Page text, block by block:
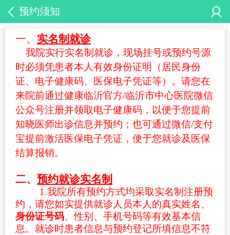
预约须知
一、 实名制就诊
我院实行实名制就诊，现场挂号或预约号源
时必须凭患者本人有效身份证明（居民身份
证、电子健康码、医保电子凭证等）。请您在
来院前通过健康临沂官方/临沂市中心医院微信
公众号注册并领取电子健康码，以便于您提前
知晓医师出诊信息并预约；也可通过微信/支付
宝提前激活医保电子凭证，便于您就诊及医保
结算报销。
二、 预约就诊实名制
1 .我院所有预约方式均采取实名制注册预
约，请您如实提供就诊人员本人的真实姓名、
身份证号码、性别、手机号码等有效基本信
息。 就诊时患者信息与预约登记所填信息不符